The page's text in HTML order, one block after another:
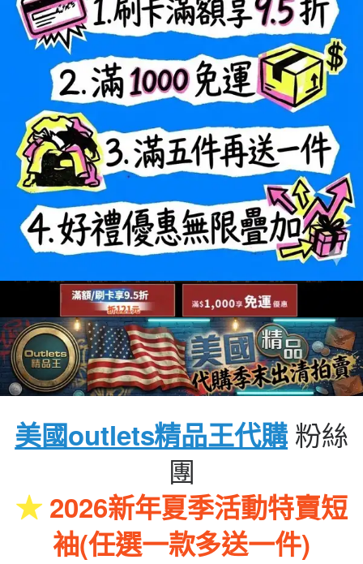
美國outlets精品王代購 粉絲
團
★ 2026新年夏季活動特賣短
袖(任選一款多送一件)